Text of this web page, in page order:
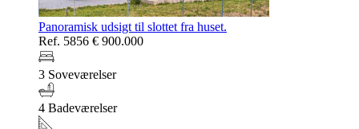
Panoramisk udsigt til slottet fra huset.
Ref. 5856 € 900.000
3 Soveværelser
4 Badeværelser